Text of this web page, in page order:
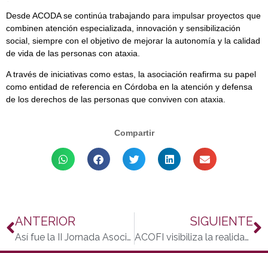
Desde ACODA se continúa trabajando para impulsar proyectos que
combinen atención especializada, innovación y sensibilización
social, siempre con el objetivo de mejorar la autonomía y la calidad
de vida de las personas con ataxia.
A través de iniciativas como estas, la asociación reafirma su papel
como entidad de referencia en Córdoba en la atención y defensa
de los derechos de las personas que conviven con ataxia.
Compartir
ANTERIOR
Así fue la II Jornada Asociativa sobre discapacidad, inclusión laboral y salud mental.
SIGUIENTE
ACOFI visibiliza la realidad de las personas afectadas por fibromialgia y síndrome de fatiga crónica en el Día Mundial de la Fibromialgia